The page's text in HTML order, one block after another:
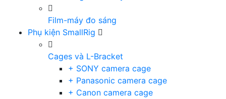
Film-máy đo sáng
Phụ kiện SmallRig
Cages và L-Bracket
+ SONY camera cage
+ Panasonic camera cage
+ Canon camera cage